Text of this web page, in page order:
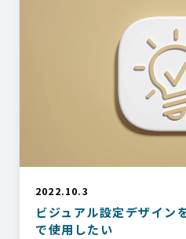
2022.10.3
ビジュアル設定デザイン
で使用したい